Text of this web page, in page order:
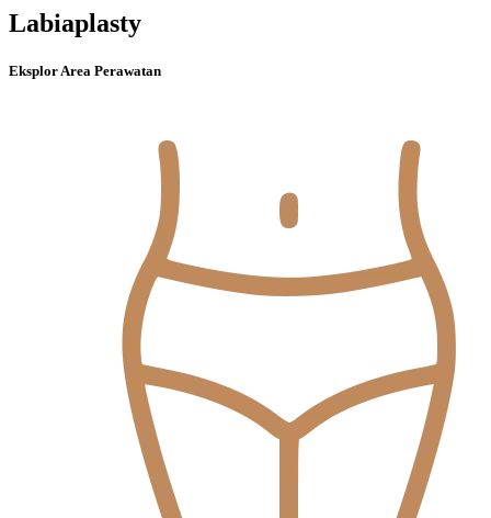
Labiaplasty
Eksplor Area Perawatan